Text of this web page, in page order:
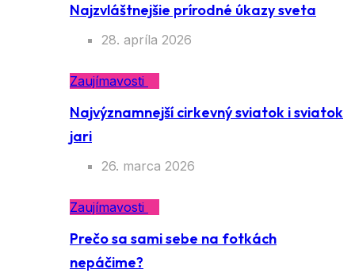
Najzvláštnejšie prírodné úkazy sveta
28. apríla 2026
Zaujímavosti
Najvýznamnejší cirkevný sviatok i sviatok
jari
26. marca 2026
Zaujímavosti
Prečo sa sami sebe na fotkách
nepáčime?